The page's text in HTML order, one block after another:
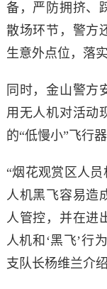
备，严防拥挤、
散场环节，警方
生意外点位，落
同时，金山警方
用无人机对活动
的“低慢小”飞行器
“烟花观赏区人
人机黑飞容易造
人管控，并在进
人机和‘黑飞’行
支队长杨维兰介绍